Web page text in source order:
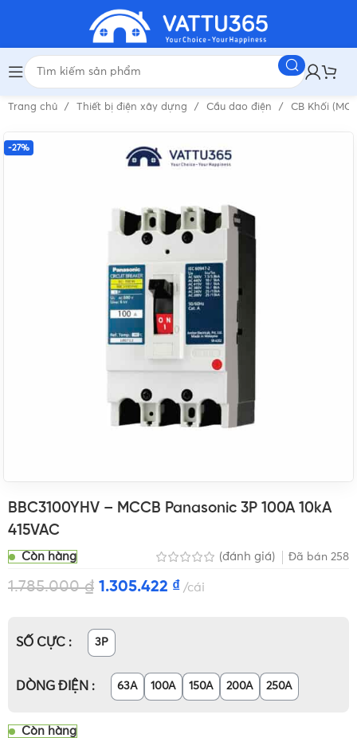
Trang chủ Thiết bị điện xây dựng Cầu dao điện CB Khối
-27%
BBC3100YHV – MCCB Panasonic 3P 100A 10kA
415VAC
Còn hàng (đánh giá) Đã bán 258
1.785.000₫ 1.305.422 ₫ cái
SỐ CỰC 3P
DÒNG ĐIỆN 63A 100A 150A 200A 250A
Còn hàng